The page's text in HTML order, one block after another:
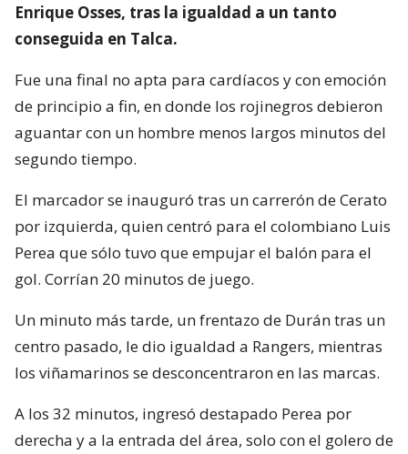
Enrique Osses, tras la igualdad a un tanto
conseguida en Talca.
Fue una final no apta para cardíacos y con emoción
de principio a fin, en donde los rojinegros debieron
aguantar con un hombre menos largos minutos del
segundo tiempo.
El marcador se inauguró tras un carrerón de Cerato
por izquierda, quien centró para el colombiano Luis
Perea que sólo tuvo que empujar el balón para el
gol. Corrían 20 minutos de juego.
Un minuto más tarde, un frentazo de Durán tras un
centro pasado, le dio igualdad a Rangers, mientras
los viñamarinos se desconcentraron en las marcas.
A los 32 minutos, ingresó destapado Perea por
derecha y a la entrada del área, solo con el golero de